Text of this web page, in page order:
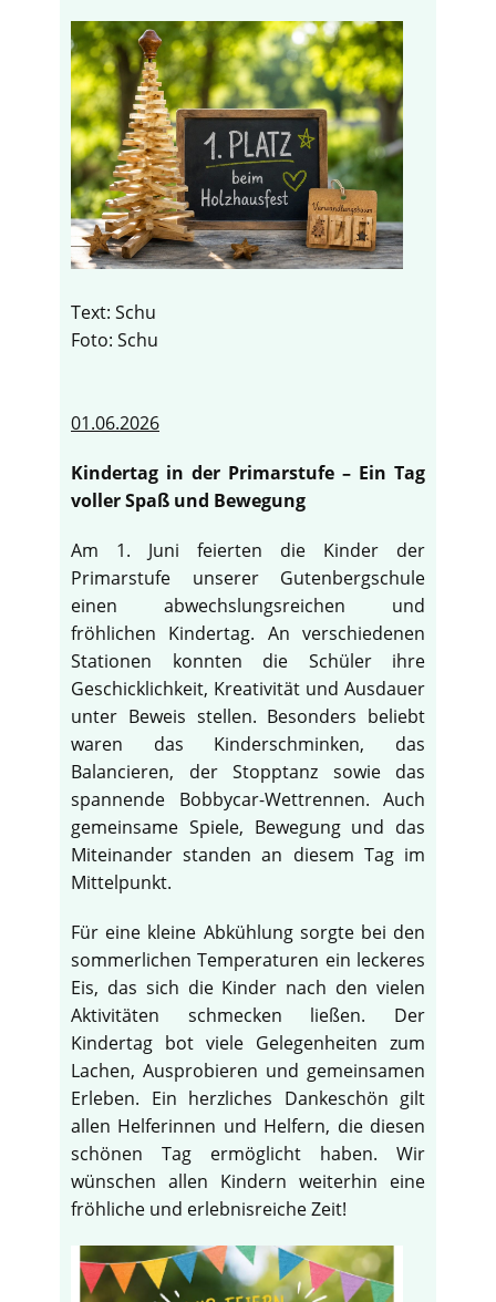
Text: Schu
Foto: Schu
01.06.2026
Kindertag in der Primarstufe – Ein Tag
voller Spaß und Bewegung
Am 1. Juni feierten die Kinder der
Primarstufe unserer Gutenbergschule
einen abwechslungsreichen und
fröhlichen Kindertag. An verschiedenen
Stationen konnten die Schüler ihre
Geschicklichkeit, Kreativität und Ausdauer
unter Beweis stellen. Besonders beliebt
waren das Kinderschminken, das
Balancieren, der Stopptanz sowie das
spannende Bobbycar-Wettrennen. Auch
gemeinsame Spiele, Bewegung und das
Miteinander standen an diesem Tag im
Mittelpunkt.
Für eine kleine Abkühlung sorgte bei den
sommerlichen Temperaturen ein leckeres
Eis, das sich die Kinder nach den vielen
Aktivitäten schmecken ließen. Der
Kindertag bot viele Gelegenheiten zum
Lachen, Ausprobieren und gemeinsamen
Erleben. Ein herzliches Dankeschön gilt
allen Helferinnen und Helfern, die diesen
schönen Tag ermöglicht haben. Wir
wünschen allen Kindern weiterhin eine
fröhliche und erlebnisreiche Zeit!